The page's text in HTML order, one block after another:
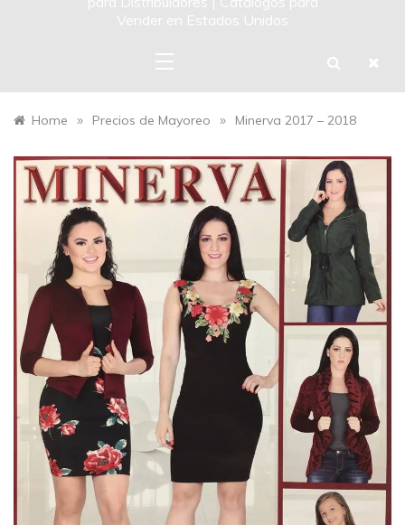
Vender en Estados Unidos
Home » Precios de Mayoreo » Minerva 2017 – 2018